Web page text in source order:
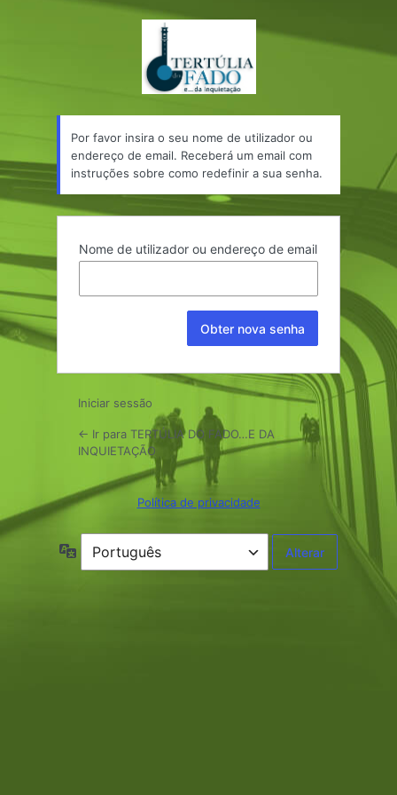
Por favor insira o seu nome de utilizador ou
endereço de email. Receberá um email com
instruções sobre como redefinir a sua senha.
Nome de utilizador ou endereço de email
Iniciar sessão
← Ir para TERTÚLIA DO FADO…E DA
INQUIETAÇÃO
Política de privacidade
Idioma